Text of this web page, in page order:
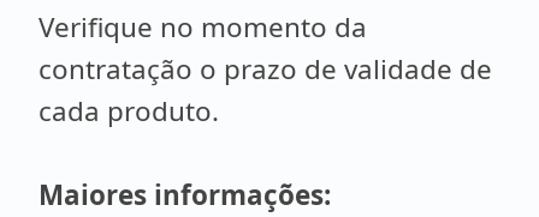
Verifique no momento da
contratação o prazo de validade de
cada produto.
Maiores informações: